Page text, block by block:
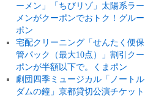
ーメン」「ちびリゾ」太陽系ラー
メンがクーポンでおトク！グルー
ポン
宅配クリーニング「せんたく便保
管パック（最大10点）」割引クー
ポンが半額以下で。くまポン
劇団四季ミュージカル「ノートル
ダムの鐘」京都貸切公演チケット